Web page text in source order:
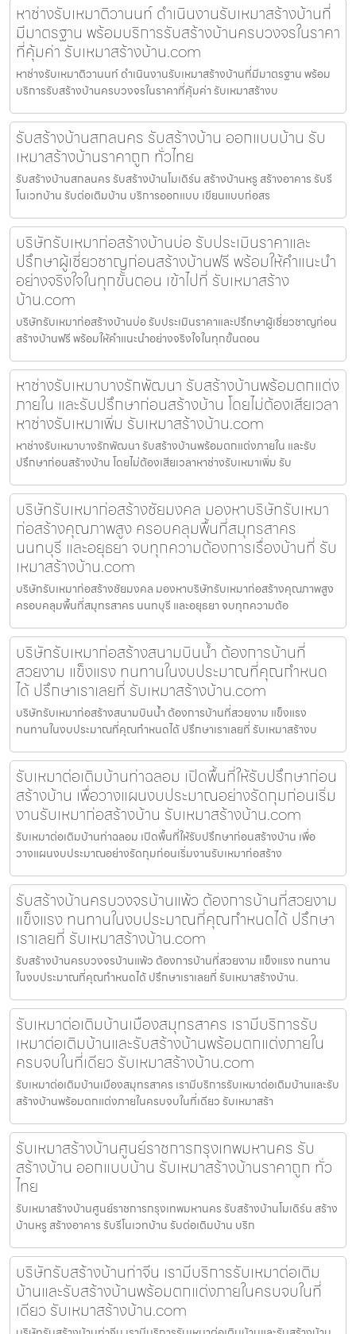
หาช่างรับเหมาติวานนท์ ดำเนินงานรับเหมาสร้างบ้านที่
มีมาตรฐาน พร้อมบริการรับสร้างบ้านครบวงจรในราคา
ที่คุ้มค่า รับเหมาสร้างบ้าน.com
หาช่างรับเหมาติวานนท์ ดำเนินงานรับเหมาสร้างบ้านที่มีมาตรฐาน พร้อม
บริการรับสร้างบ้านครบวงจรในราคาที่คุ้มค่า รับเหมาสร้างบ
รับสร้างบ้านสกลนคร รับสร้างบ้าน ออกแบบบ้าน รับ
เหมาสร้างบ้านราคาถูก ทั่วไทย
รับสร้างบ้านสกลนคร รับสร้างบ้านโมเดิร์น สร้างบ้านหรู สร้างอาคาร รับรี
โนเวทบ้าน รับต่อเติมบ้าน บริการออกแบบ เขียนแบบก่อสร
บริษัทรับเหมาก่อสร้างบ้านบ่อ รับประเมินราคาและ
ปรึกษาผู้เชี่ยวชาญก่อนสร้างบ้านฟรี พร้อมให้คำแนะนำ
อย่างจริงใจในทุกขั้นตอน เข้าไปที่ รับเหมาสร้าง
บ้าน.com
บริษัทรับเหมาก่อสร้างบ้านบ่อ รับประเมินราคาและปรึกษาผู้เชี่ยวชาญก่อน
สร้างบ้านฟรี พร้อมให้คำแนะนำอย่างจริงใจในทุกขั้นตอน
หาช่างรับเหมาบางรักพัฒนา รับสร้างบ้านพร้อมตกแต่ง
ภายใน และรับปรึกษาก่อนสร้างบ้าน โดยไม่ต้องเสียเวลา
หาช่างรับเหมาเพิ่ม รับเหมาสร้างบ้าน.com
หาช่างรับเหมาบางรักพัฒนา รับสร้างบ้านพร้อมตกแต่งภายใน และรับ
ปรึกษาก่อนสร้างบ้าน โดยไม่ต้องเสียเวลาหาช่างรับเหมาเพิ่ม รับ
บริษัทรับเหมาก่อสร้างชัยมงคล มองหาบริษัทรับเหมา
ก่อสร้างคุณภาพสูง ครอบคลุมพื้นที่สมุทรสาคร
นนทบุรี และอยุธยา จบทุกความต้องการเรื่องบ้านที่ รับ
เหมาสร้างบ้าน.com
บริษัทรับเหมาก่อสร้างชัยมงคล มองหาบริษัทรับเหมาก่อสร้างคุณภาพสูง
ครอบคลุมพื้นที่สมุทรสาคร นนทบุรี และอยุธยา จบทุกความต้อ
บริษัทรับเหมาก่อสร้างสนามบินน้ำ ต้องการบ้านที่
สวยงาม แข็งแรง ทนทานในงบประมาณที่คุณกำหนด
ได้ ปรึกษาเราเลยที่ รับเหมาสร้างบ้าน.com
บริษัทรับเหมาก่อสร้างสนามบินน้ำ ต้องการบ้านที่สวยงาม แข็งแรง
ทนทานในงบประมาณที่คุณกำหนดได้ ปรึกษาเราเลยที่ รับเหมาสร้างบ
รับเหมาต่อเติมบ้านท่าฉลอม เปิดพื้นที่ให้รับปรึกษาก่อน
สร้างบ้าน เพื่อวางแผนงบประมาณอย่างรัดกุมก่อนเริ่ม
งานรับเหมาก่อสร้างบ้าน รับเหมาสร้างบ้าน.com
รับเหมาต่อเติมบ้านท่าฉลอม เปิดพื้นที่ให้รับปรึกษาก่อนสร้างบ้าน เพื่อ
วางแผนงบประมาณอย่างรัดกุมก่อนเริ่มงานรับเหมาก่อสร้าง
รับสร้างบ้านครบวงจรบ้านแพ้ว ต้องการบ้านที่สวยงาม
แข็งแรง ทนทานในงบประมาณที่คุณกำหนดได้ ปรึกษา
เราเลยที่ รับเหมาสร้างบ้าน.com
รับสร้างบ้านครบวงจรบ้านแพ้ว ต้องการบ้านที่สวยงาม แข็งแรง ทนทาน
ในงบประมาณที่คุณกำหนดได้ ปรึกษาเราเลยที่ รับเหมาสร้างบ้าน.
รับเหมาต่อเติมบ้านเมืองสมุทรสาคร เรามีบริการรับ
เหมาต่อเติมบ้านและรับสร้างบ้านพร้อมตกแต่งภายใน
ครบจบในที่เดียว รับเหมาสร้างบ้าน.com
รับเหมาต่อเติมบ้านเมืองสมุทรสาคร เรามีบริการรับเหมาต่อเติมบ้านและรับ
สร้างบ้านพร้อมตกแต่งภายในครบจบในที่เดียว รับเหมาสร้า
รับเหมาสร้างบ้านศูนย์ราชการกรุงเทพมหานคร รับ
สร้างบ้าน ออกแบบบ้าน รับเหมาสร้างบ้านราคาถูก ทั่ว
ไทย
รับเหมาสร้างบ้านศูนย์ราชการกรุงเทพมหานคร รับสร้างบ้านโมเดิร์น สร้าง
บ้านหรู สร้างอาคาร รับรีโนเวทบ้าน รับต่อเติมบ้าน บริก
บริษัทรับสร้างบ้านท่าจีน เรามีบริการรับเหมาต่อเติม
บ้านและรับสร้างบ้านพร้อมตกแต่งภายในครบจบในที่
เดียว รับเหมาสร้างบ้าน.com